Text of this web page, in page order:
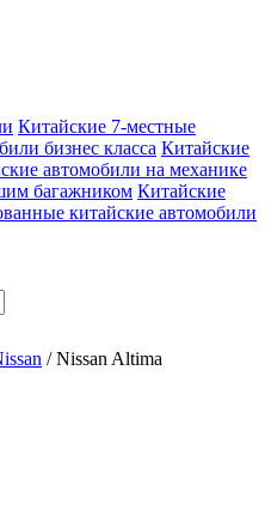
Китайские 7-местные
бизнес класса Китайские
автомобили на механике
багажником Китайские
китайские автомобили
/ Nissan Altima